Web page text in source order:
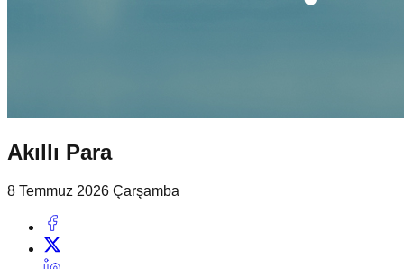
Akıllı Para
8 Temmuz 2026 Çarşamba